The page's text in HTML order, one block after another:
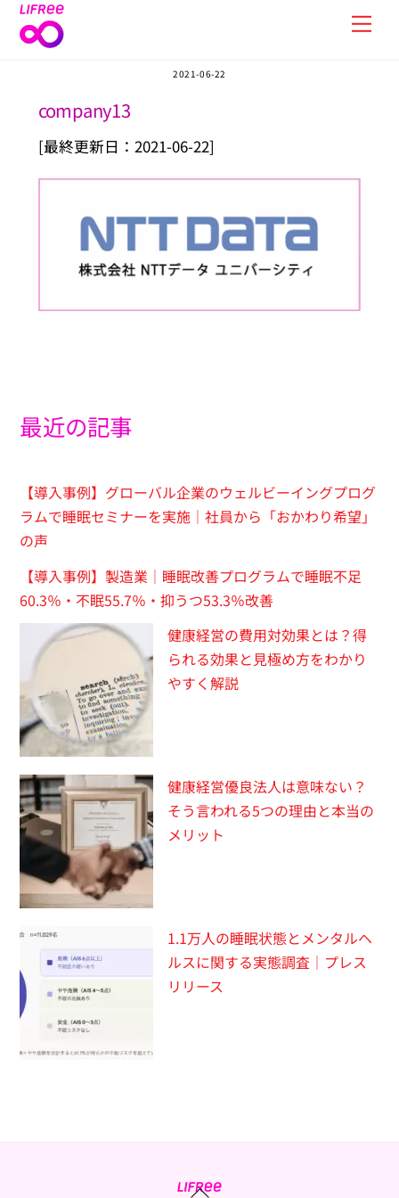
Skip
2021-06-22
company13
[最終更新日：2021-06-22]
最近の記事
【導入事例】グローバル企業のウェルビーイングプログ
ラムで睡眠セミナーを実施｜社員から「おかわり希望」
の声
【導入事例】製造業｜睡眠改善プログラムで睡眠不足
60.3％・不眠55.7％・抑うつ53.3％改善
健康経営の費用対効果とは？得
られる効果と見極め方をわかり
やすく解説
健康経営優良法人は意味ない？
そう言われる5つの理由と本当の
メリット
1.1万人の睡眠状態とメンタルヘ
ルスに関する実態調査｜プレス
リリース
Back